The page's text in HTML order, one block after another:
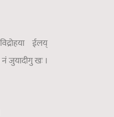
ईलय्
जुयादीगु खः ।